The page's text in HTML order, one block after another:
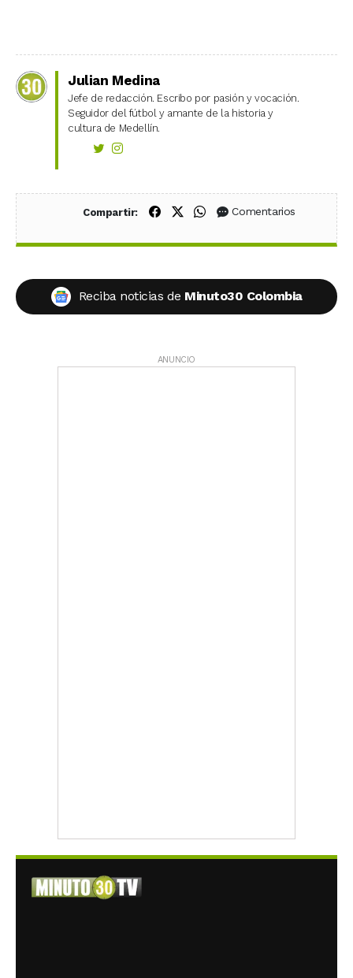
Julian Medina
Jefe de redacción. Escribo por pasión y vocación.
Seguidor del fútbol y amante de la historia y
cultura de Medellín.
Compartir: Compartir en Facebook
Compartir en X (Twitter)
Compartir en WhatsApp
Comentarios
Reciba noticias de Minuto30 Colombia
ANUNCIO